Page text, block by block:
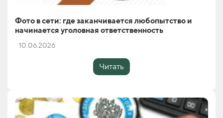
Фото в сети: где заканчивается любопытство и
начинается уголовная ответственность
10.06.2026
Читать